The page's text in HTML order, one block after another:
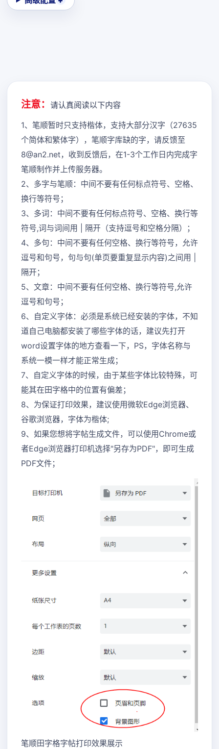
注意： 请认真阅读以下内容
1、笔顺暂时只支持楷体，支持大部分汉字（27635
个简体和繁体字），笔顺字库缺的字，请反馈至
8@an2.net，收到反馈后，在1-3个工作日内完成字
笔顺制作并上传服务器。
2、多字与笔顺：中间不要有任何标点符号、空格、
换行等符号；
3、多词：中间不要有任何标点符号、空格、换行等
符号,词与词间用 | 隔开（支持逗号和空格分隔）；
4、多句：中间不要有任何空格、换行等符号，允许
逗号和句号，句与句(单页要重复显示内容)之间用 |
隔开；
5、文章：中间不要有任何空格、换行等符号,允许
逗号和句号；
6、自定义字体：必须是系统已经安装的字体，不知
道自己电脑都安装了哪些字体的话，建议先打开
word设置字体的地方查看一下，PS，字体名称与
系统一模一样才能正常生成；
7、自定义字体的时候，由于某些字体比较特殊，可
能其在田字格中的位置有偏差；
8、为保证打印效果，建议使用微软Edge浏览器、
谷歌浏览器，字体为楷体;
9、如果您想将字帖生成文件，可以使用Chrome或
者Edge浏览器打印机选择"另存为PDF"，即可生成
PDF文件；
笔顺田字格字帖打印效果展示